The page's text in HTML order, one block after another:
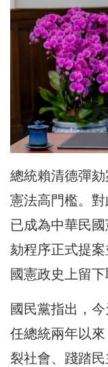
總統賴清德彈
憲法高門檻。
已成為中華民
劾程序正式提
國憲政史上留下
國民黨指出，
任總統兩年以
裂社會、踐踏